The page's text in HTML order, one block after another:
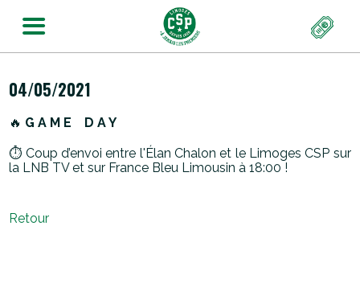
04/05/2021
🔥 G A M E
D A Y
⏱ Coup d’envoi entre l'Élan Chalon et le Limoges CSP sur
la LNB TV et sur France Bleu Limousin à 18:00 !
Retour